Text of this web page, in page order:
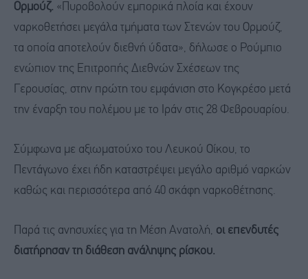
Ορμούζ. «Πυροβολούν εμπορικά πλοία και έχουν
ναρκοθετήσει μεγάλα τμήματα των Στενών του Ορμούζ,
τα οποία αποτελούν διεθνή ύδατα», δήλωσε ο Ρούμπιο
ενώπιον της Επιτροπής Διεθνών Σχέσεων της
Γερουσίας, στην πρώτη του εμφάνιση στο Κογκρέσο μετά
την έναρξη του πολέμου με το Ιράν στις 28 Φεβρουαρίου.
Σύμφωνα με αξιωματούχο του Λευκού Οίκου, το
Πεντάγωνο έχει ήδη καταστρέψει μεγάλο αριθμό ναρκών
καθώς και περισσότερα από 40 σκάφη ναρκοθέτησης.
Παρά τις ανησυχίες για τη Μέση Ανατολή, οι επενδυτές
διατήρησαν τη διάθεση ανάληψης ρίσκου.